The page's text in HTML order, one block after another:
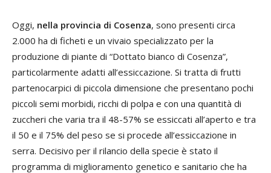
Oggi, nella provincia di Cosenza, sono presenti circa
2.000 ha di ficheti e un vivaio specializzato per la
produzione di piante di “Dottato bianco di Cosenza”,
particolarmente adatti all’essiccazione. Si tratta di frutti
partenocarpici di piccola dimensione che presentano pochi
piccoli semi morbidi, ricchi di polpa e con una quantità di
zuccheri che varia tra il 48-57% se essiccati all’aperto e tra
il 50 e il 75% del peso se si procede all’essiccazione in
serra. Decisivo per il rilancio della specie è stato il
programma di miglioramento genetico e sanitario che ha